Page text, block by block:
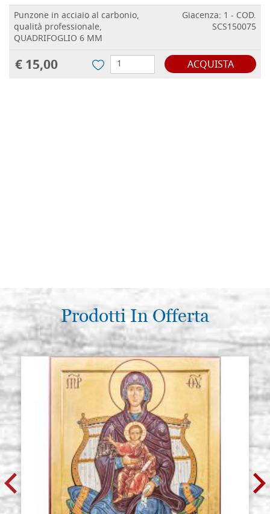
Punzone in acciaio al carbonio,
qualità professionale,
QUADRIFOGLIO 6 MM
Giacenza: 1 - COD.
SCS150075
€ 15,00 ACQUISTA
Prodotti In Offerta